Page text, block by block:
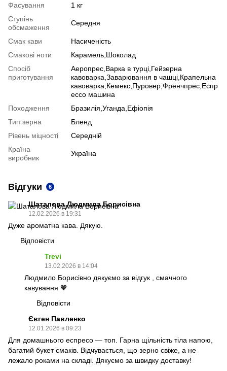
Фасування
1 кг
Ступінь
обсмаження
Середня
Смак кави
Насиченість
Смакові ноти
Карамель,Шоколад
Спосіб
приготування
Аеропрес,Варка в турці,Гейзерна
кавоварка,Заварювання в чашці,Крапельна
кавоварка,Кемекс,Пуровер,Френчпрес,Еспр
ессо машина
Походження
Бразилія,Уганда,Ефіопія
Тип зерна
Бленд
Рівень міцності
Середній
Країна
виробник
Україна
Відгуки 6
Шаталова Людмила Борисівна
12.02.2026 в 19:31
Дуже ароматна кава. Дякую.
Відповісти
Trevi
13.02.2026 в 14:04
Людмило Борисівно дякуємо за відгук , смачного
кавування 🧡
Відповісти
Євген Павленко
12.01.2026 в 09:23
Для домашнього еспресо — топ. Гарна щільність тіла напою,
багатий букет смаків. Відчувається, що зерно свіже, а не
лежало роками на складі. Дякуємо за швидку доставку!